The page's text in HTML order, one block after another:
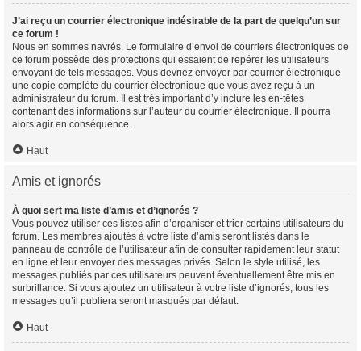
J’ai reçu un courrier électronique indésirable de la part de quelqu’un sur
ce forum !
Nous en sommes navrés. Le formulaire d’envoi de courriers électroniques de
ce forum possède des protections qui essaient de repérer les utilisateurs
envoyant de tels messages. Vous devriez envoyer par courrier électronique
une copie complète du courrier électronique que vous avez reçu à un
administrateur du forum. Il est très important d’y inclure les en-têtes
contenant des informations sur l’auteur du courrier électronique. Il pourra
alors agir en conséquence.
Haut
Amis et ignorés
À quoi sert ma liste d’amis et d’ignorés ?
Vous pouvez utiliser ces listes afin d’organiser et trier certains utilisateurs du
forum. Les membres ajoutés à votre liste d’amis seront listés dans le
panneau de contrôle de l’utilisateur afin de consulter rapidement leur statut
en ligne et leur envoyer des messages privés. Selon le style utilisé, les
messages publiés par ces utilisateurs peuvent éventuellement être mis en
surbrillance. Si vous ajoutez un utilisateur à votre liste d’ignorés, tous les
messages qu’il publiera seront masqués par défaut.
Haut